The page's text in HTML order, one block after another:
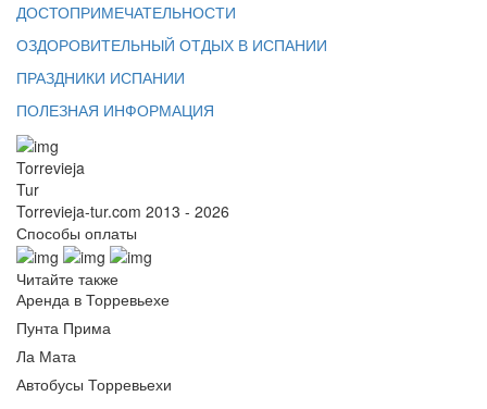
ДОСТОПРИМЕЧАТЕЛЬНОСТИ
ОЗДОРОВИТЕЛЬНЫЙ ОТДЫХ В ИСПАНИИ
ПРАЗДНИКИ ИСПАНИИ
ПОЛЕЗНАЯ ИНФОРМАЦИЯ
Torrevieja
Tur
Torrevieja-tur.com 2013 - 2026
Способы оплаты
Читайте также
Аренда в Торревьехе
Пунта Прима
Ла Мата
Автобусы Торревьехи